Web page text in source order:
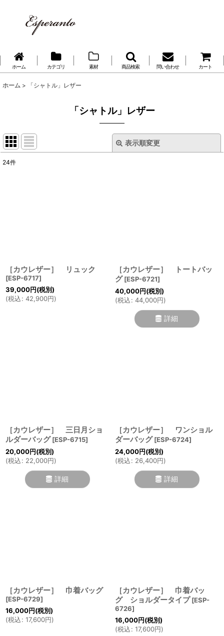
ホーム カテゴリ 素材 商品検索 問い合わせ カート
ホーム > 「シャトル」レザー
「シャトル」レザー
表示順変更
24件
［カウレザー］ リュック
[ESP-6717]
39,000円(税別)
(税込: 42,900円)
［カウレザー］ トートバッ
グ [ESP-6721]
40,000円(税別)
(税込: 44,000円)
詳細
［カウレザー］ 三日月ショ
ルダーバッグ [ESP-6715]
20,000円(税別)
(税込: 22,000円)
詳細
［カウレザー］ ワンショル
ダーバッグ [ESP-6724]
24,000円(税別)
(税込: 26,400円)
詳細
［カウレザー］ 巾着バッグ
[ESP-6729]
16,000円(税別)
(税込: 17,600円)
［カウレザー］ 巾着バッ
グ ショルダータイプ [ESP-
6726]
16,000円(税別)
(税込: 17,600円)